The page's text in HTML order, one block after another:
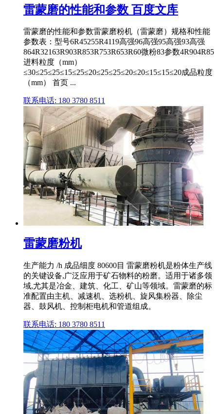
雷蒙磨的性能和参数 百度文库
雷蒙磨的性能和参数雷蒙磨粉机（雷蒙磨）规格和性能
参数表：型号6R45255R4119高强96高强95高强93高强
864R32163R903R853R753R653R60微粉83参数4R904R85
进料粒度（mm）
≤30≤25≤25≤15≤25≤20≤25≤25≤20≤20≤15≤15≤20成品粒度
（mm） 首页 ...
联系电话: 180 3780 8511
雷蒙磨粉机
生产能力 /h 成品细度 80600目 雷蒙磨粉机是粉体生产线
的关键设备,广泛应用于矿石物料的粉磨。适用于诸多领
域,尤其是冶金、建筑、化工、矿山等领域。雷蒙磨的标
准配置由主机、减速机、选粉机、旋风集粉器、除尘
器、鼓风机、控制柜电机和管道组成。
联系电话: 180 3780 8511